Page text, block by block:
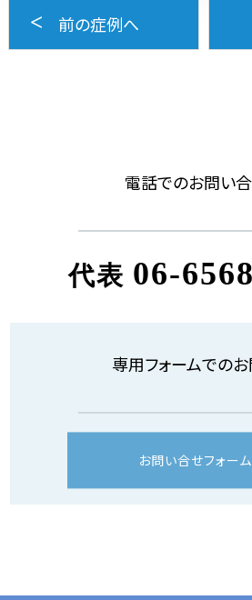
前の症例へ
電話でのお問い
代表 06-
専用フォームでの
お問い合せフォーム